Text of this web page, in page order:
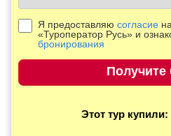
Я предоставляю согласие
«Туроператор Русь» и
бронирования
Этот тур купили: